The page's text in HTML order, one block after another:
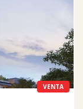
VENTA